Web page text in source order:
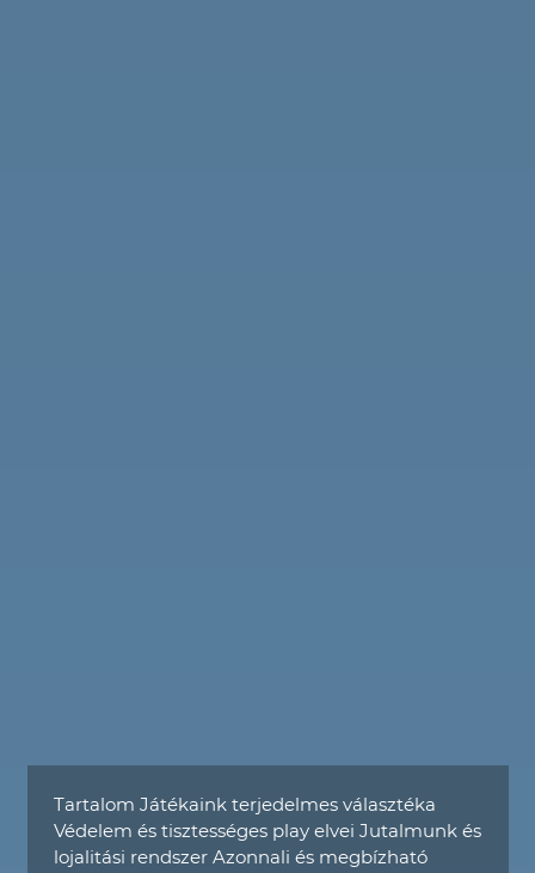
Tartalom Játékaink terjedelmes választéka
Védelem és tisztességes play elvei Jutalmunk és
lojalitási rendszer Azonnali és megbízható